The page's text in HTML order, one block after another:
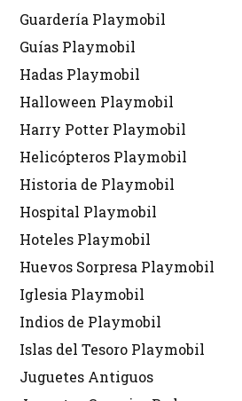
Guardería Playmobil
Guías Playmobil
Hadas Playmobil
Halloween Playmobil
Harry Potter Playmobil
Helicópteros Playmobil
Historia de Playmobil
Hospital Playmobil
Hoteles Playmobil
Huevos Sorpresa Playmobil
Iglesia Playmobil
Indios de Playmobil
Islas del Tesoro Playmobil
Juguetes Antiguos